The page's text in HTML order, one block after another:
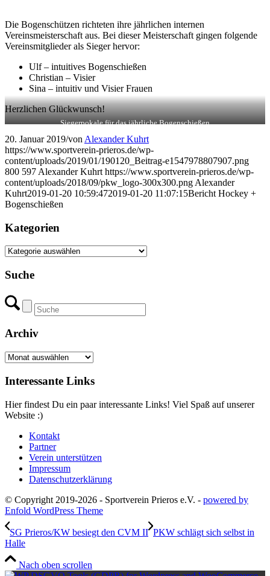
Die Bogenschützen richteten ihre jährlichen internen
Vereinsmeisterschaft aus. Bei dieser Meisterschaft gingen folgende
Vereinsmitglieder als Sieger hervor:
Ulf – intuitives Bogenschießen
Christian – Visier
Sina – intuitiv und Visier Frauen
Herzlichen Glückwunsch!
Siegerpokale für das jährliche Bogenschießen
20. Januar 2019/von Alexander Kuhrt
https://www.sportverein-prieros.de/wp-
content/uploads/2019/01/190120_Beitrag-e1547978807907.png
800 597 Alexander Kuhrt https://www.sportverein-prieros.de/wp-
content/uploads/2018/09/pkw_logo-300x300.png Alexander
Kuhrt2019-01-20 10:59:472019-01-20 11:07:15Bericht Hockey +
Bogenschießen
Kategorien
Kategorien
Suche
Archiv
Archiv
Interessante Links
Hier findest Du ein paar interessante Links! Viel Spaß auf unserer
Website :)
Kontakt
Partner
Verein unterstützen
Impressum
Datenschutzerklärung
© Copyright 2019-2026 - Sportverein Prieros e.V. - powered by
Enfold WordPress Theme
SG Prieros/KW besiegt den CVM II PKW schlägt sich selbst in
Halle
Nach oben scrollen